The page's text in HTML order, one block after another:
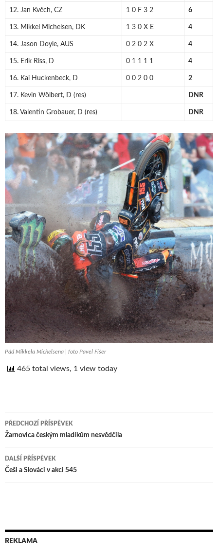
12. Jan Kvěch, CZ 1 0 F 3 2 6
13. Mikkel Michelsen, DK 1 3 0 X E 4
14. Jason Doyle, AUS 0 2 0 2 X 4
15. Erik Riss, D 0 1 1 1 1 4
16. Kai Huckenbeck, D 0 0 2 0 0 2
17. Kevin Wölbert, D (res) DNR
18. Valentin Grobauer, D (res) DNR
Pád Mikkela Michelsena | foto Pavel Fišer
465 total views, 1 view today
Navigace
pro
příspěvek
PŘEDCHOZÍ PŘÍSPĚVEK
Žarnovica českým mladíkům nesvědčila
DALŠÍ PŘÍSPĚVEK
Češi a Slováci v akci 545
REKLAMA